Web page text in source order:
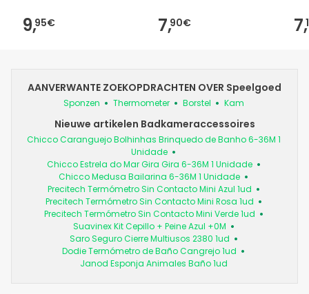
9,95€ 7,90€ 7,
AANVERWANTE ZOEKOPDRACHTEN OVER Speelgoed
Sponzen Thermometer Borstel Kam
Nieuwe artikelen Badkameraccessoires
Chicco Caranguejo Bolhinhas Brinquedo de Banho 6-36M 1
Unidade
Chicco Estrela do Mar Gira Gira 6-36M 1 Unidade
Chicco Medusa Bailarina 6-36M 1 Unidade
Precitech Termómetro Sin Contacto Mini Azul 1ud
Precitech Termómetro Sin Contacto Mini Rosa 1ud
Precitech Termómetro Sin Contacto Mini Verde 1ud
Suavinex Kit Cepillo + Peine Azul +0M
Saro Seguro Cierre Multiusos 2380 1ud
Dodie Termómetro de Baño Cangrejo 1ud
Janod Esponja Animales Baño 1ud